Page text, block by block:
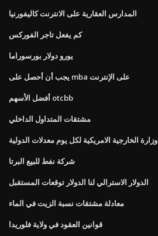
المدارس العقارية على الانترنت كاليفورنيا
كم يفعل تاجر الفوركس
يورو دولار بورسوراما
يجب أن أحصل على mba على الإنترنت
أفضل الأسهم otcbb
مشتقات المتداول الداخلي
وزارة الخارجية الامريكية لكل يوم معدلات الدولية
شركة نفط للبيع البرتا
الدولار الاسترالي لنا الدولار توقعات المستقبل
معادلة مشتقات نسبة الزيت في الماء
قوانين العقود في ولاية فلوريدا